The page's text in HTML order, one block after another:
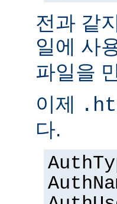
전과 같
일에 사
파일을
이제
다.